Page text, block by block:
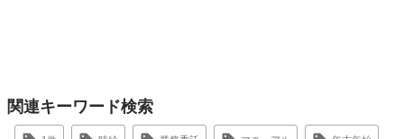
関連キーワード検索